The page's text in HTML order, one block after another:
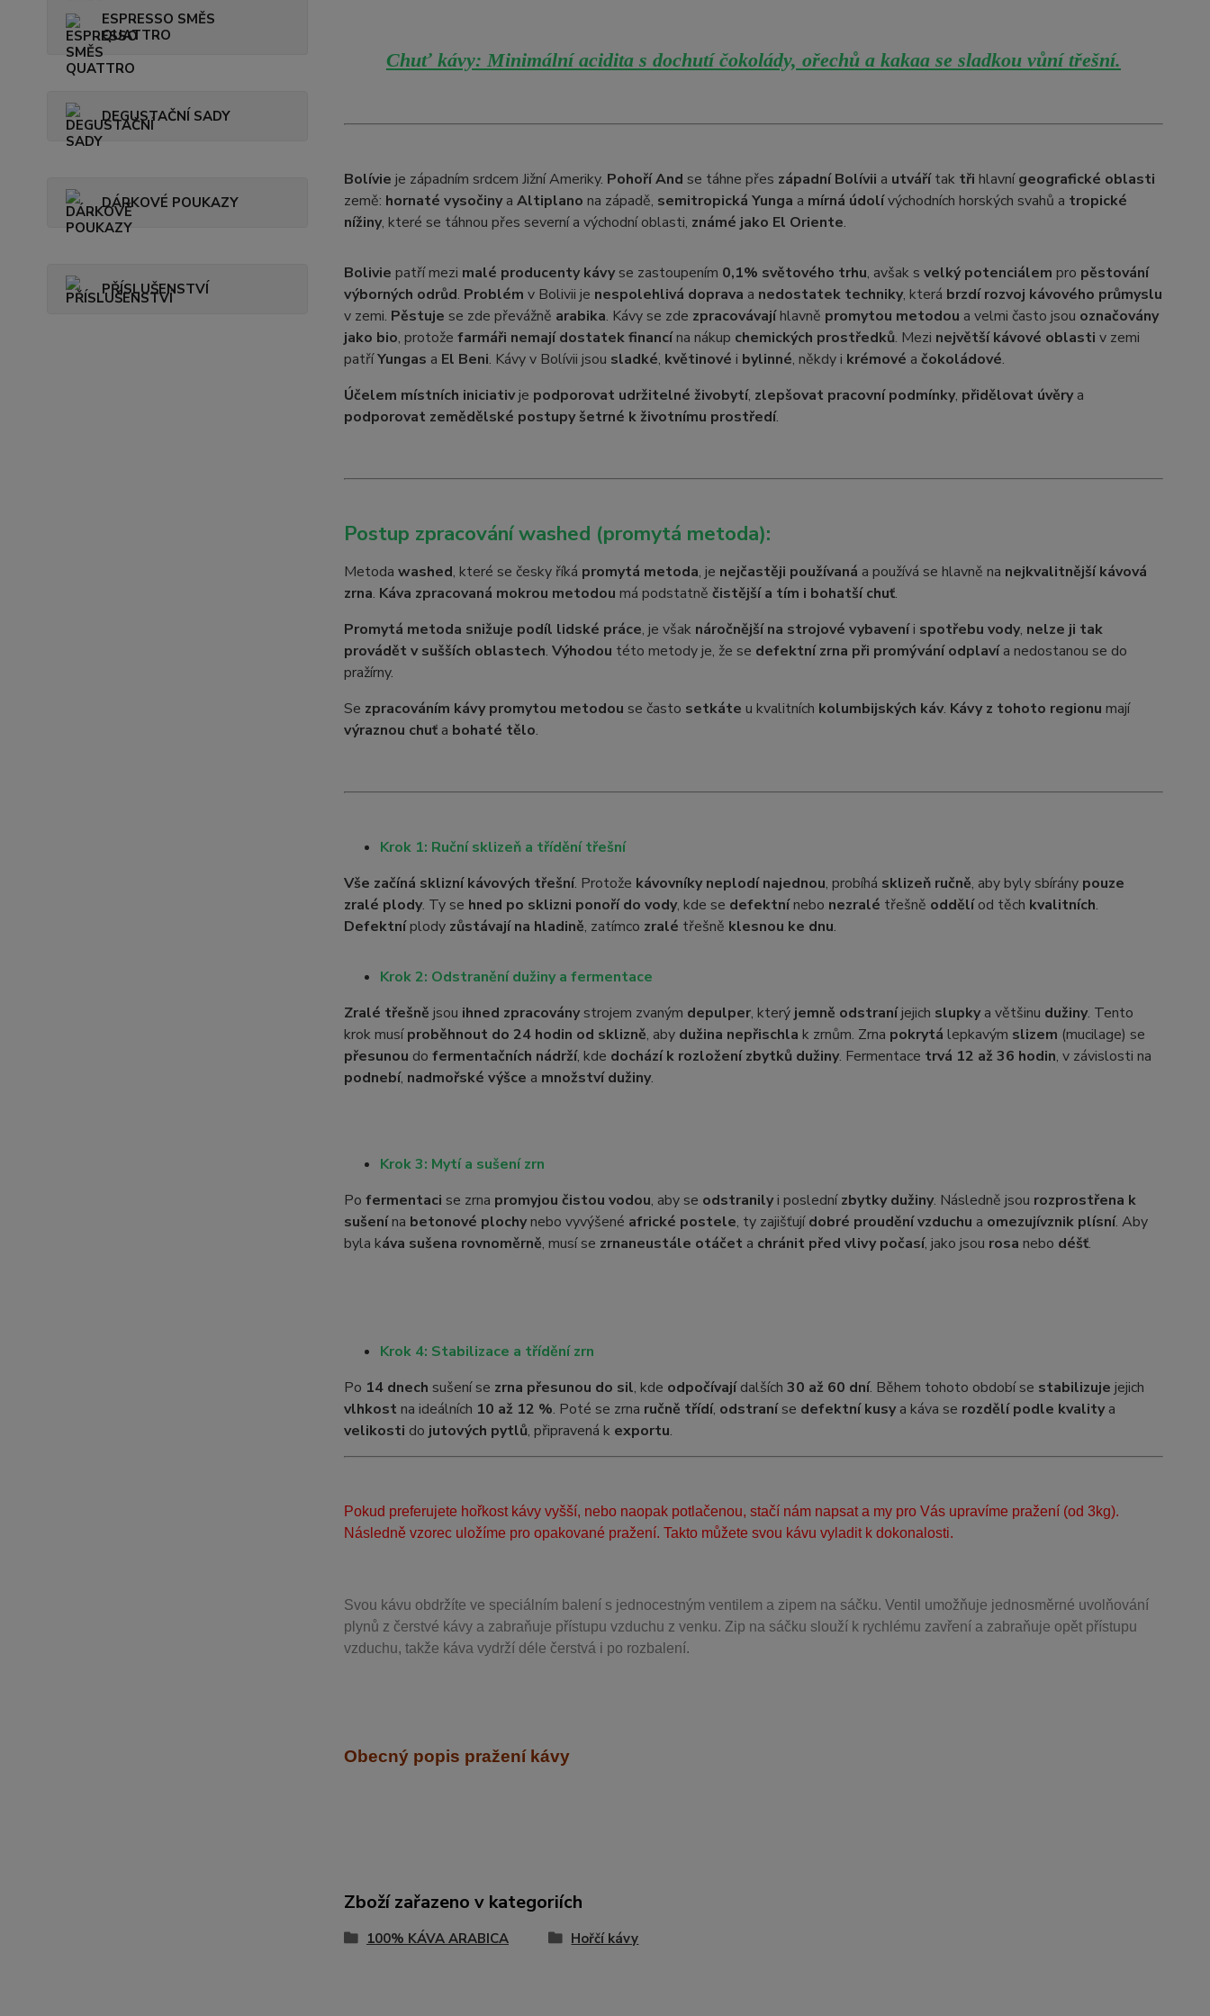
ESPRESSO SMĚS
QUATTRO
DEGUSTAČNÍ SADY
DÁRKOVÉ POUKAZY
PŘÍSLUŠENSTVÍ
Chuť kávy: Minimální acidita s dochutí čokolády, ořechů a kakaa se sladkou vůní třešní.
Bolívie je západním srdcem Jižní Ameriky. Pohoří And se táhne přes západní Bolívii a utvářítak tři hlavnígeografické oblasti
země: hornaté vysočinya Altiplano na západě, semitropická Yunga a mírná údolívýchodních horských svahů a tropické
nížiny, které se táhnou přes severní a východní oblasti, známé jako El Oriente.
Bolivie patří mezi malé producenty kávyse zastoupením 0,1% světového trhu, avšak s velký potenciálem pro pěstování
výborných odrůd. Problém v Bolivii je nespolehlivá doprava a nedostatek techniky, která brzdí rozvoj kávového průmyslu
v zemi. Pěstuje se zde převážně arabika. Kávy se zde zpracovávajíhlavně promytou metodou a velmi často jsou označovány
jako bio, protože farmáři nemají dostatek financína nákup chemických prostředků. Mezi největší kávové oblasti v zemi
patříYungas a El Beni. Kávy v Bolívii jsou sladké, květinové i bylinné, někdy i krémové a čokoládové.
Účelem místních iniciativje podporovat udržitelné živobytí, zlepšovat pracovní podmínky, přidělovat úvěrya
podporovat zemědělské postupy šetrné k životnímu prostředí.
Postup zpracování washed (promytá metoda):
Metoda washed, které se česky říká promytá metoda, je nejčastěji používaná a používá se hlavně na nejkvalitnější kávová
zrna. Káva zpracovaná mokrou metodou má podstatně čistější a tím i bohatší chuť.
Promytá metoda snižuje podíl lidské práce, je však náročnější na strojové vybaveníi spotřebu vody, nelze ji tak
provádět v sušších oblastech. Výhodou této metody je, že se defektní zrna při promývání odplavía nedostanou se do
pražírny.
Se zpracováním kávy promytou metodou se často setkáte u kvalitních kolumbijských káv. Kávy z tohoto regionu mají
výraznou chuťa bohaté tělo.
Krok 1: Ruční sklizeň a třídění třešní
Vše začíná sklizní kávových třešní. Protože kávovníky neplodí najednou, probíhá sklizeň ručně, aby byly sbírány pouze
zralé plody. Ty se hned po sklizni ponoří do vody, kde se defektnínebo nezralé třešně oddělíod těch kvalitních.
Defektníplody zůstávají na hladině, zatímco zralé třešně klesnou ke dnu.
Krok 2: Odstranění dužiny a fermentace
Zralé třešně jsou ihned zpracoványstrojem zvaným depulper, který jemně odstraníjejich slupkya většinu dužiny. Tento
krok musíproběhnout do 24 hodin od sklizně, aby dužina nepřischla k zrnům. Zrna pokrytá lepkavým slizem (mucilage) se
přesunou do fermentačních nádrží, kde dochází k rozložení zbytků dužiny. Fermentace trvá 12 až 36 hodin, v závislosti na
podnebí, nadmořské výšce a množství dužiny.
Krok 3: Mytí a sušení zrn
Po fermentaci se zrna promyjou čistou vodou, aby se odstranilyi poslednízbytky dužiny. Následně jsou rozprostřena k
sušenína betonové plochynebo vyvýšené africké postele, ty zajišťujídobré proudění vzduchu a omezujívznik plísní. Aby
byla káva sušena rovnoměrně, musí se zrnaneustále otáčet a chránit před vlivy počasí, jako jsou rosa nebo déšť.
Krok 4: Stabilizace a třídění zrn
Po 14 dnech sušení se zrna přesunou do sil, kde odpočívajídalších 30 až 60 dní. Během tohoto období se stabilizuje jejich
vlhkost na ideálních 10 až 12 %. Poté se zrna ručně třídí, odstraníse defektní kusya káva se rozdělí podle kvalitya
velikosti do jutových pytlů, připravená k exportu.
Pokud preferujete hořkost kávy vyšší, nebo naopak potlačenou, stačí nám napsat a my pro Vás upravíme pražení (od 3kg).
Následně vzorec uložíme pro opakované pražení. Takto můžete svou kávu vyladit k dokonalosti.
Svou kávu obdržíte ve speciálním balení s jednocestným ventilem a zipem na sáčku. Ventil umožňuje jednosměrné uvolňování
plynů z čerstvé kávy a zabraňuje přístupu vzduchu z venku. Zip na sáčku slouží k rychlému zavření a zabraňuje opět přístupu
vzduchu, takže káva vydrží déle čerstvá i po rozbalení.
Obecný popis pražení kávy
Zboží zařazeno v kategoriích
100% KÁVA ARABICA Hořčí kávy